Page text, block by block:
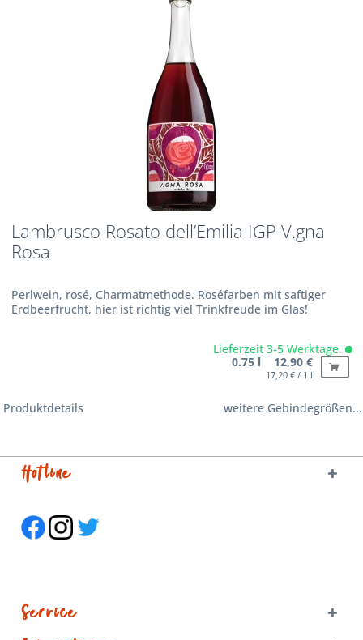
Lambrusco Rosato dell’Emilia IGP V.gna
Rosa
Perlwein, rosé, Charmatmethode. Roséfarben mit saftiger
Erdbeerfrucht, hier ist richtig viel Trinkfreude im Glas!
Lieferzeit 3-5 Werktage.
0.75 l 12,90 €
17,20 € / 1 l
Produktdetails weitere Gebindegrößen...
Hotline
Service